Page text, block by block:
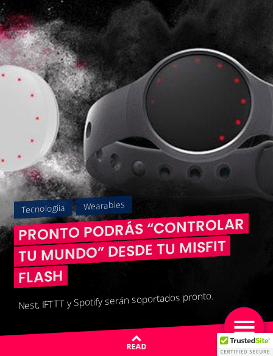
Tecnologiia Wearables
PRONTO PODRÁS “CONTROLAR
TU MUNDO” DESDE TU MISFIT
FLASH
Nest, IFTTT y Spotify serán soportados pronto.
READ